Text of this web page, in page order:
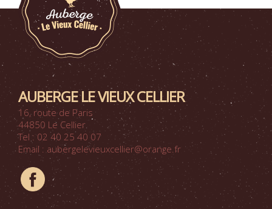
AUBERGE LE VIEUX CELLIER
16, route de Paris
44850 Le Cellier
Tel : 02 40 25 40 07
Email : aubergelevieuxcellier@orange.fr